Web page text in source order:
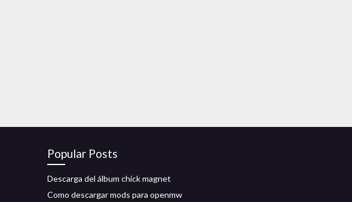
Popular Posts
Descarga del álbum chick magnet
Como descargar mods para openmw